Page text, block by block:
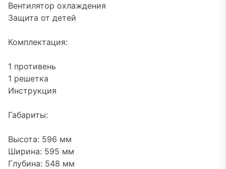
Вентилятор охлаждения
Защита от детей
Комплектация:
1 противень
1 решетка
Инструкция
Габариты:
Высота: 596 мм
Ширина: 595 мм
Глубина: 548 мм